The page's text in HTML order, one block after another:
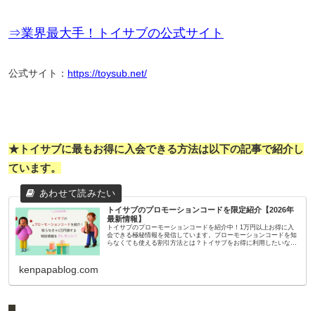
⇒業界最大手！トイサブの公式サイト
公式サイト： https://toysub.net/
★トイサブに最もお得に入会できる方法は以下の記事で紹介し
ています。
トイサブのプロモーションコードを限定紹介【2026年
最新情報】
トイサブのプローモーションコードを紹介中！1万円以上お得に入
会できる極秘情報を発信しています。プローモーションコードを知
らなくても使える割引方法とは？トイサブをお得に利用したいなら
kenpapablog.com